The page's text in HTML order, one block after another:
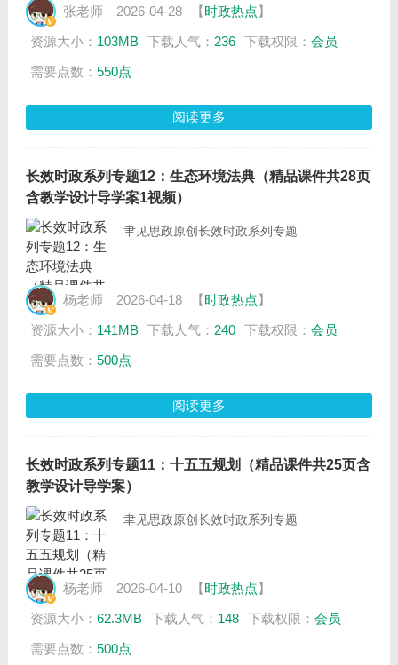
张老师 2026-04-28 【时政热点】
资源大小： 103MB 下载人气： 236 下载权限： 会员
需要点数： 550点
阅读更多
长效时政系列专题12：生态环境法典（精品课件共28页
含教学设计导学案1视频）
聿见思政原创长效时政系列专题
杨老师 2026-04-18 【时政热点】
资源大小： 141MB 下载人气： 240 下载权限： 会员
需要点数： 500点
阅读更多
长效时政系列专题11：十五五规划（精品课件共25页含
教学设计导学案）
聿见思政原创长效时政系列专题
杨老师 2026-04-10 【时政热点】
资源大小： 62.3MB 下载人气： 148 下载权限： 会员
需要点数： 500点